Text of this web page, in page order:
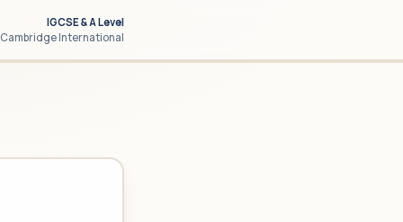
IGCSE & A Level
Cambridge International